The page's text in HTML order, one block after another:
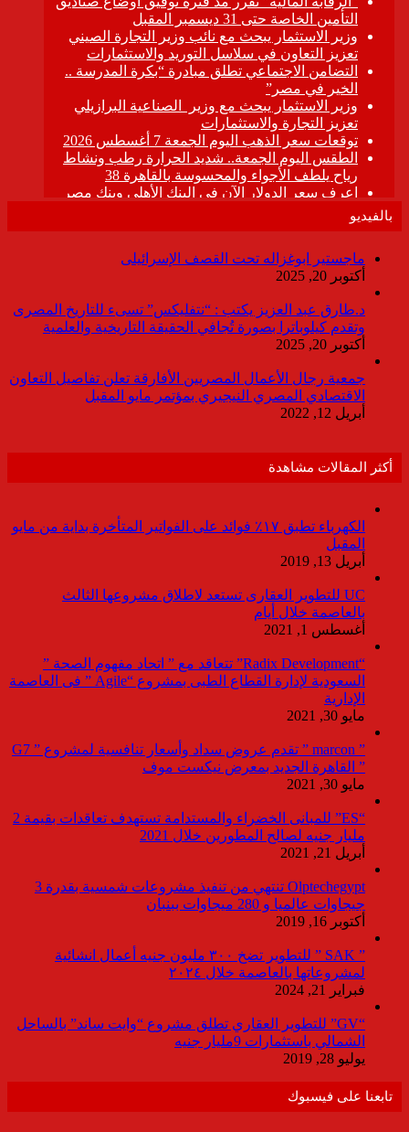
بالفيديو
ماجستير ابوغزاله تحت القصف الإسرائيلى
أكتوبر 20, 2025
د.طارق عبد العزيز يكتب : “نتفليكس” تسىء للتاريخ المصرى
وتقدم كيلوباترا بصورة تُجافي الحقيقة التاريخية والعلمية
أكتوبر 20, 2025
جمعية رجال الأعمال المصريين الأفارقة تعلن تفاصيل التعاون
الاقتصادي المصري النيجيري بمؤتمر مايو المقبل
أبريل 12, 2022
أكثر المقالات مشاهدة
الكهرباء تطبق ١٧٪ فوائد على الفواتير المتأخرة بداية من مايو
المقبل
أبريل 13, 2019
UC للتطوير العقارى تستعد لاطلاق مشروعها الثالث
بالعاصمة خلال أيام
أغسطس 1, 2021
“Radix Development” تتعاقد مع ” اتحاد مفهوم الصحة ”
السعودية لإدارة القطاع الطبى بمشروع “Agile ” فى العاصمة
الإدارية
مايو 30, 2021
” marcon ” تقدم عروض سداد وأسعار تنافسية لمشروع ” G7
” القاهرة الجديد بمعرض نيكست موف
مايو 30, 2021
“ES” للمبانى الخضراء والمستدامة تستهدف تعاقدات بقيمة 2
مليار جنيه لصالح المطورين خلال 2021
أبريل 21, 2021
Olptechegypt تنتهي من تنفيذ مشروعات شمسية بقدرة 3
جيجاوات عالميا و 280 ميجاوات ببنبان
أكتوبر 16, 2019
” SAK ” للتطوير تضخ ٣٠٠ مليون جنيه أعمال انشائية
لمشروعاتها بالعاصمة خلال ٢٠٢٤
فبراير 21, 2024
“GV” للتطوير العقاري تطلق مشروع “وايت ساند” بالساحل
الشمالي باستثمارات 9مليار جنيه
يوليو 28, 2019
تابعنا على فيسبوك